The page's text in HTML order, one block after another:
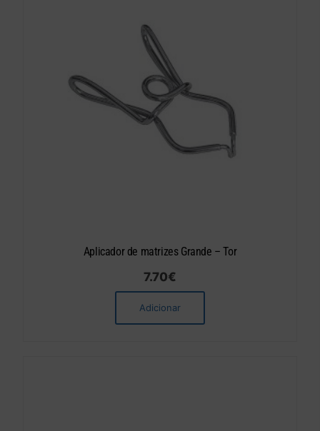
Aplicador de matrizes Grande – Tor
7.70€
Adicionar